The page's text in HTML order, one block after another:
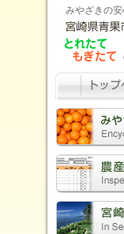
みやざきの